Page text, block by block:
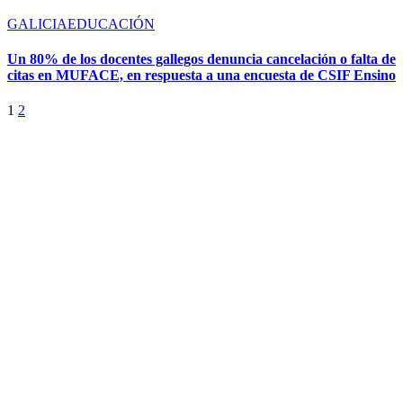
GALICIAEDUCACIÓN
Un 80% de los docentes gallegos denuncia cancelación o falta de
citas en MUFACE, en respuesta a una encuesta de CSIF Ensino
1 2